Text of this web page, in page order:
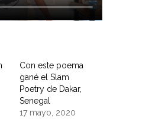
Con este poema
gané el Slam
Poetry de Dakar,
Senegal
17 mayo, 2020